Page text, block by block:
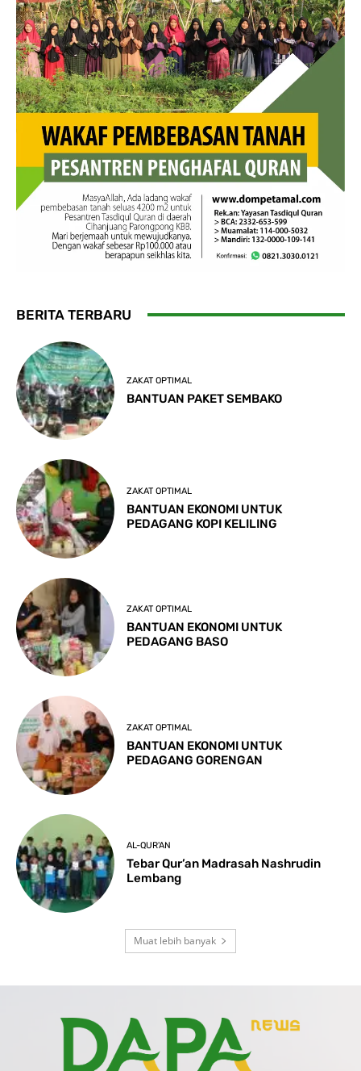
BERITA TERBARU
ZAKAT OPTIMAL
BANTUAN PAKET SEMBAKO
ZAKAT OPTIMAL
BANTUAN EKONOMI UNTUK
PEDAGANG KOPI KELILING
ZAKAT OPTIMAL
BANTUAN EKONOMI UNTUK
PEDAGANG BASO
ZAKAT OPTIMAL
BANTUAN EKONOMI UNTUK
PEDAGANG GORENGAN
AL-QUR'AN
Tebar Qur’an Madrasah Nashrudin
Lembang
Muat lebih banyak